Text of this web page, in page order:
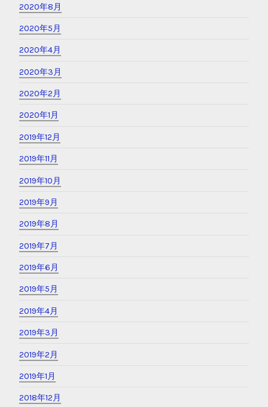
2020年8月
2020年5月
2020年4月
2020年3月
2020年2月
2020年1月
2019年12月
2019年11月
2019年10月
2019年9月
2019年8月
2019年7月
2019年6月
2019年5月
2019年4月
2019年3月
2019年2月
2019年1月
2018年12月